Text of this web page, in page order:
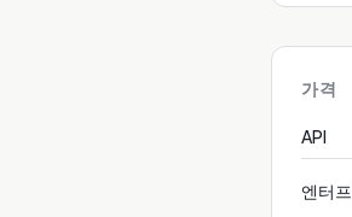
가격
API
엔터